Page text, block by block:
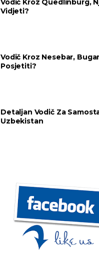
Vodič Kroz Quedlinburg,
Vidjeti?
Vodič Kroz Nesebar,
Posjetiti?
Detaljan Vodič Za
Uzbekistan